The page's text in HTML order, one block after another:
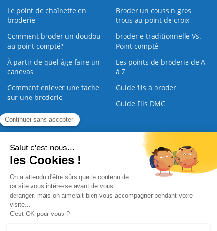
Le point de chaînette en
broderie
Broder un coussin gros
trous au point de croix
Comment broder un doudou
au point compté?
broderie traditionnelle Vs.
Point compté
À partir de quel âge faire un
canevas
Les points de broderie de A
à Z
Comment enlever une tache
sur une broderie
Guide fils à broder
Guide Fils DMC
Guide de la Broderie
Commande Papier Qui sommes nous Nous contacter |
Paiement sécurisé